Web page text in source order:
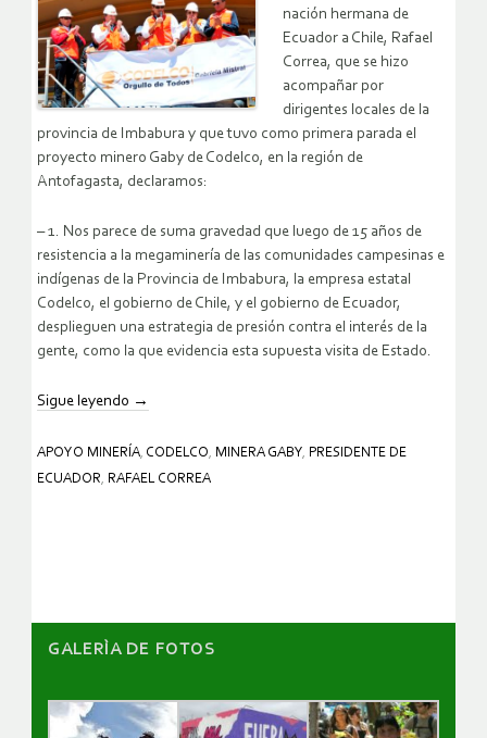
nación hermana de
Ecuador a Chile, Rafael
Correa, que se hizo
acompañar por
dirigentes locales de la
provincia de Imbabura y que tuvo como primera parada el
proyecto minero Gaby de Codelco, en la región de
Antofagasta, declaramos:
– 1. Nos parece de suma gravedad que luego de 15 años de
resistencia a la megaminería de las comunidades campesinas e
indígenas de la Provincia de Imbabura, la empresa estatal
Codelco, el gobierno de Chile, y el gobierno de Ecuador,
desplieguen una estrategia de presión contra el interés de la
gente, como la que evidencia esta supuesta visita de Estado.
Sigue leyendo →
APOYO MINERÍA, CODELCO, MINERA GABY, PRESIDENTE DE
ECUADOR, RAFAEL CORREA
GALERÌA DE FOTOS